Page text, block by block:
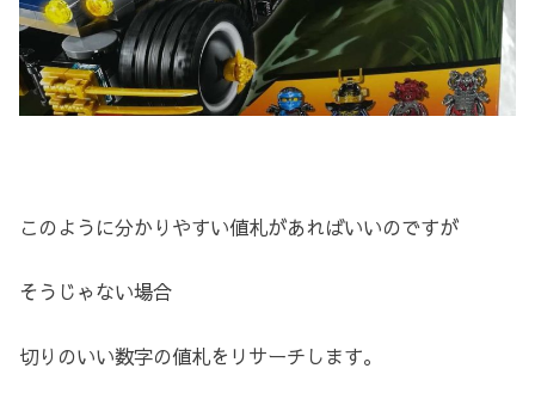
このように分かりやすい値札があればいいのですが
そうじゃない場合
切りのいい数字の値札をリサーチします。